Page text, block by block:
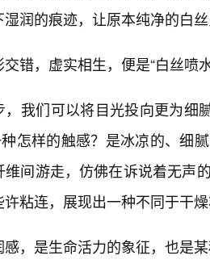
润的痕迹，让原本纯净的白
错，虚实相生，便是“白丝喷
，我们可以将目光投向更为细
种怎样的触感？是冰凉的、细
维间游走，仿佛在诉说着无声
粘连，展现出一种不同于干
，是生命活力的象征，也是某